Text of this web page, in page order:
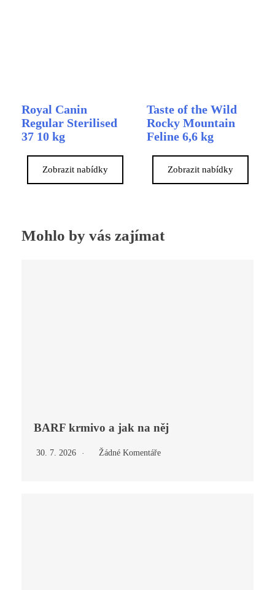
Royal Canin
Regular Sterilised
37 10 kg
Zobrazit nabídky
Taste of the Wild
Rocky Mountain
Feline 6,6 kg
Zobrazit nabídky
Mohlo by vás zajímat
BARF krmivo a jak na něj
30. 7. 2026 Žádné Komentáře